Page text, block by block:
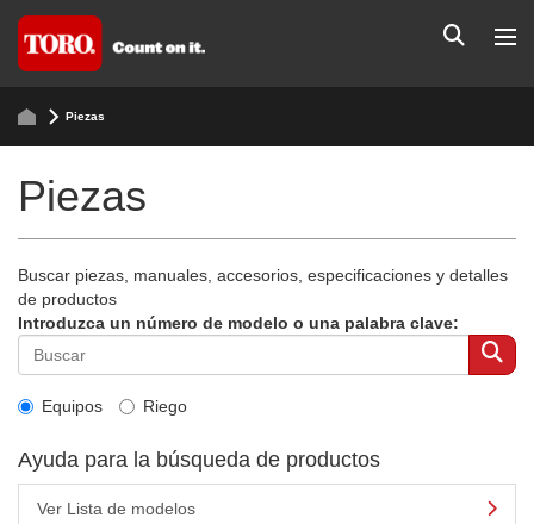
Piezas
Piezas
Buscar piezas, manuales, accesorios, especificaciones y detalles
de productos
Introduzca un número de modelo o una palabra clave:
Equipos Riego
Ayuda para la búsqueda de productos
Ver Lista de modelos